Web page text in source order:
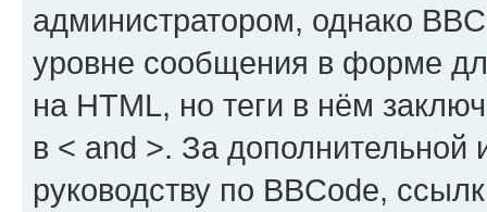
администратором, однако
уровне сообщения в форме
на HTML, но теги в нём
в < and >. За
руководству по BBCode,